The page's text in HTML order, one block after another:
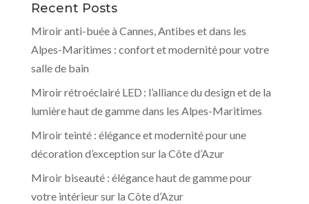
Recent Posts
Miroir anti-buée à Cannes, Antibes et dans les
Alpes-Maritimes : confort et modernité pour votre
salle de bain
Miroir rétroéclairé LED : l’alliance du design et de la
lumière haut de gamme dans les Alpes-Maritimes
Miroir teinté : élégance et modernité pour une
décoration d’exception sur la Côte d’Azur
Miroir biseauté : élégance haut de gamme pour
votre intérieur sur la Côte d’Azur